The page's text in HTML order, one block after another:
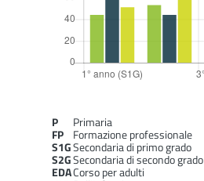
P Primaria
FP Formazione professionale
S1GSecondaria di primo grado
S2GSecondaria di secondo grado
EDACorso per adulti